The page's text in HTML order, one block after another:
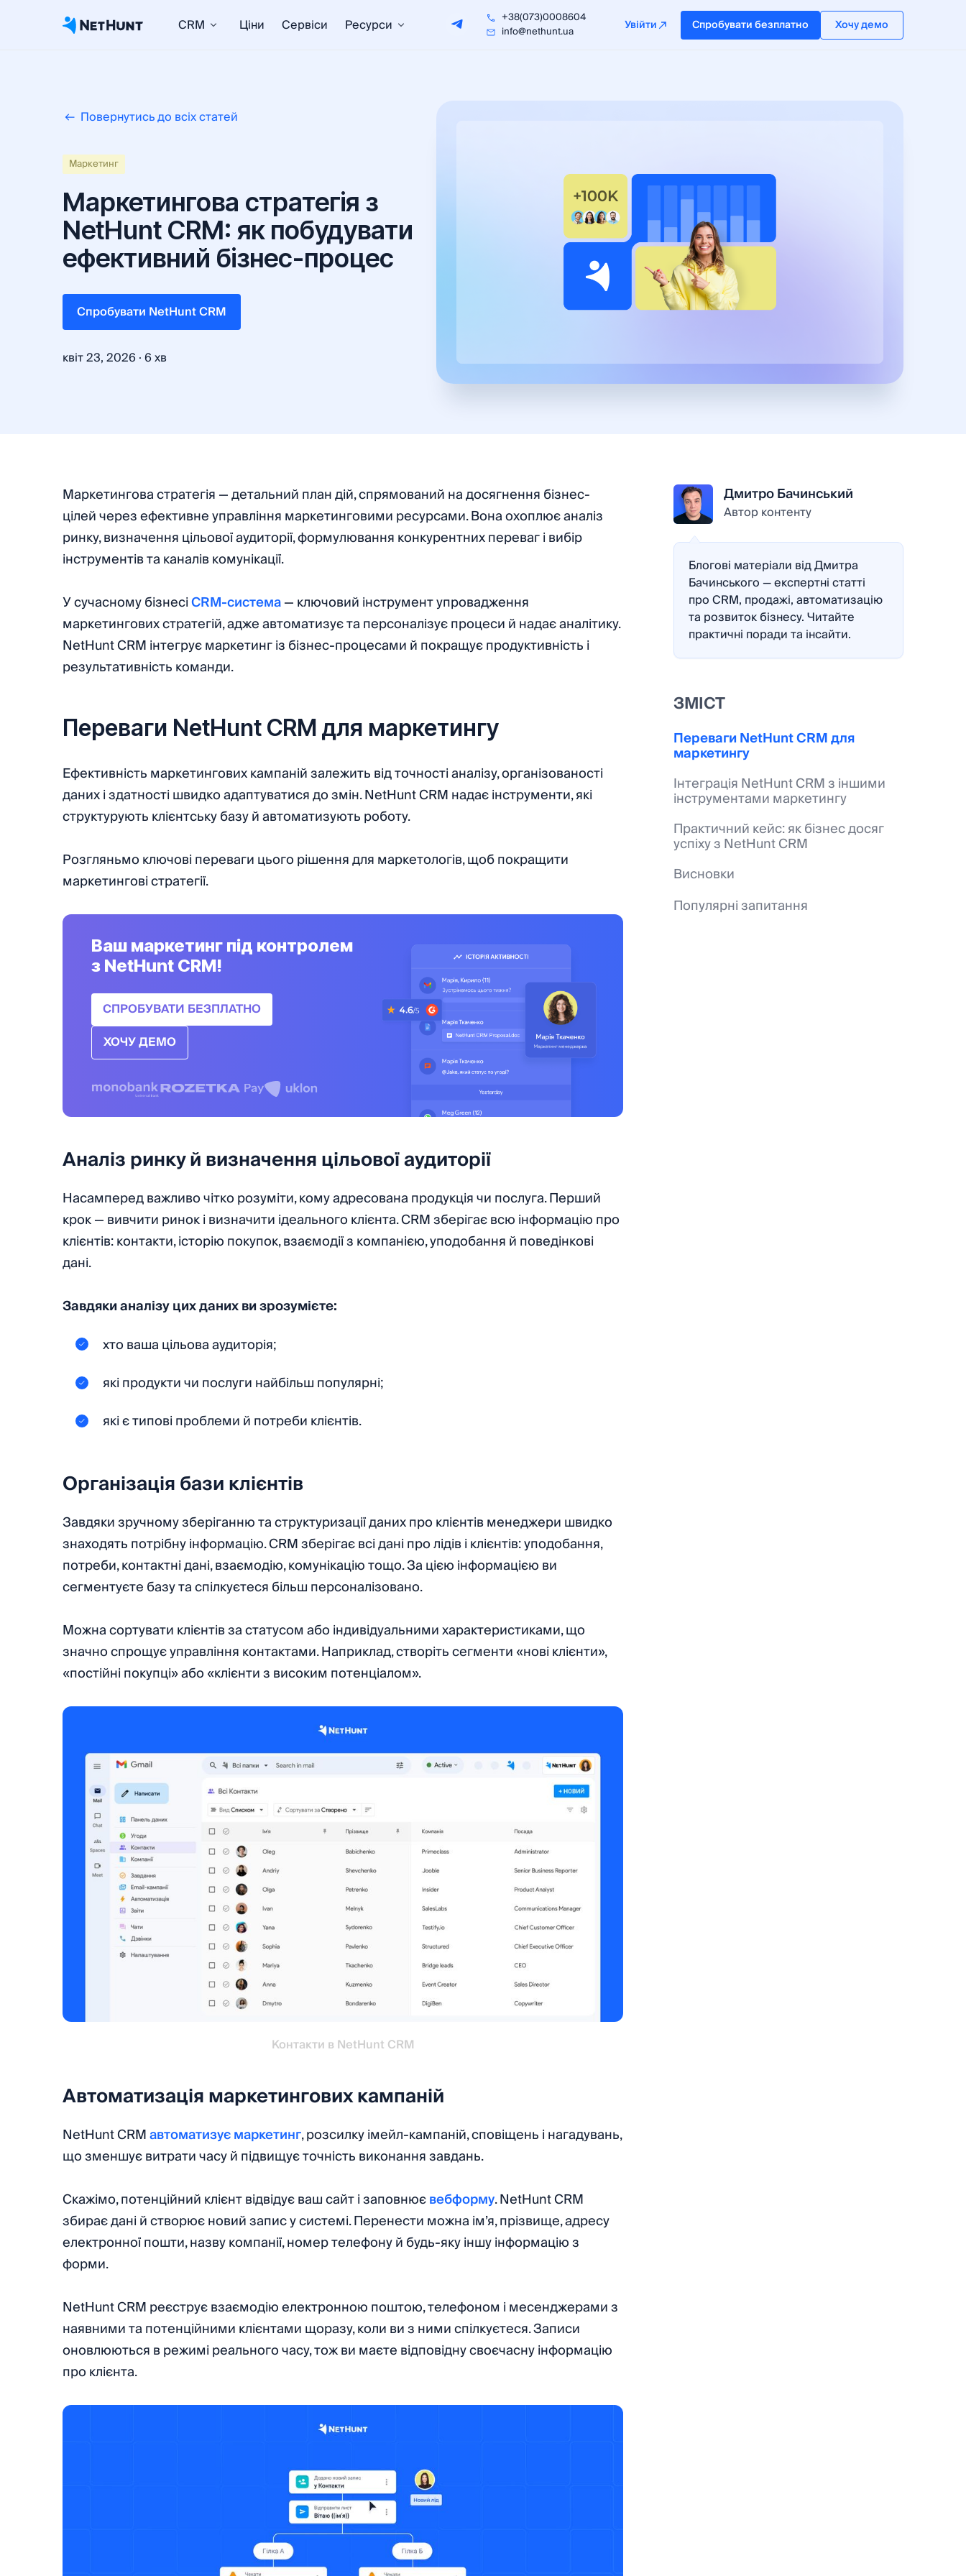
CRM Ціни Сервіси Ресурси
+38(073)0008604
info@nethunt.ua
Увійти Спробувати безплатно Хочу демо
Повернутись до всіх статей
Maркетинг
Маркетингова стратегія з
NetHunt CRM: як побудувати
ефективний бізнес-процес
Cпробувати NetHunt CRM
квіт 23, 2026 ·6 хв
Маркетингова стратегія — детальний план дій, спрямований на досягнення бізнес-
цілей через ефективне управління маркетинговими ресурсами. Вона охоплює аналіз
ринку, визначення цільової аудиторії, формулювання конкурентних переваг і вибір
інструментів та каналів комунікації.
У сучасному бізнесіCRM-система— ключовий інструмент упровадження
маркетингових стратегій, адже автоматизує та персоналізує процеси й надає аналітику.
NetHunt CRM інтегрує маркетинг із бізнес-процесами й покращує продуктивність і
результативність команди.
Переваги NetHunt CRM для маркетингу
Ефективність маркетингових кампаній залежить від точності аналізу, організованості
даних і здатності швидко адаптуватися до змін. NetHunt CRM надає інструменти, які
структурують клієнтську базу й автоматизують роботу.
Розгляньмо ключові переваги цього рішення для маркетологів, щоб покращити
маркетингові стратегії.
Ваш маркетинг під контролем
з NetHunt CRM!
СПРОБУВАТИ БЕЗПЛАТНО
ХОЧУ ДЕМО
Аналіз ринку й визначення цільової аудиторії
Насамперед важливо чітко розуміти, кому адресована продукція чи послуга. Перший
крок — вивчити ринок і визначити ідеального клієнта. CRM зберігає всю інформацію про
клієнтів: контакти, історію покупок, взаємодії з компанією, уподобання й поведінкові
дані.
Завдяки аналізу цих даних ви зрозумієте:
хто ваша цільова аудиторія;
які продукти чи послуги найбільш популярні;
які є типові проблеми й потреби клієнтів.
Організація бази клієнтів
Завдяки зручному зберіганню та структуризації даних про клієнтів менеджери швидко
знаходять потрібну інформацію. CRM зберігає всі дані про лідів і клієнтів: уподобання,
потреби, контактні дані, взаємодію, комунікацію тощо. За цією інформацією ви
сегментуєте базу та спілкуєтеся більш персоналізовано.
Можна сортувати клієнтів за статусом або індивідуальними характеристиками, що
значно спрощує управління контактами. Наприклад, створіть сегменти «нові клієнти»,
«постійні покупці» або «клієнти з високим потенціалом».
Контакти в NetHunt CRM
Автоматизація маркетингових кампаній
NetHunt CRMавтоматизує маркетинг, розсилку імейл‑кампаній, сповіщень і нагадувань,
що зменшує витрати часу й підвищує точність виконання завдань.
Скажімо, потенційний клієнт відвідує ваш сайт і заповнюєвебформу. NetHunt CRM
збирає дані й створює новий запис у системі. Перенести можна ім’я, прізвище, адресу
електронної пошти, назву компанії, номер телефону й будь-яку іншу інформацію з
форми.
NetHunt CRM реєструє взаємодію електронною поштою, телефоном і месенджерами з
наявними та потенційними клієнтами щоразу, коли ви з ними спілкуєтеся. Записи
оновлюються в режимі реального часу, тож ви маєте відповідну своєчасну інформацію
про клієнта.
Дмитро Бачинський
Автор контенту
Блогові матеріали від Дмитра
Бачинського — експертні статті
про CRM, продажі, автоматизацію
та розвиток бізнесу. Читайте
практичні поради та інсайти.
ЗМІСТ
Переваги NetHunt CRM для
маркетингу
Інтеграція NetHunt CRM з іншими
інструментами маркетингу
Практичний кейс: як бізнес досяг
успіху з NetHunt CRM
Висновки
Популярні запитання